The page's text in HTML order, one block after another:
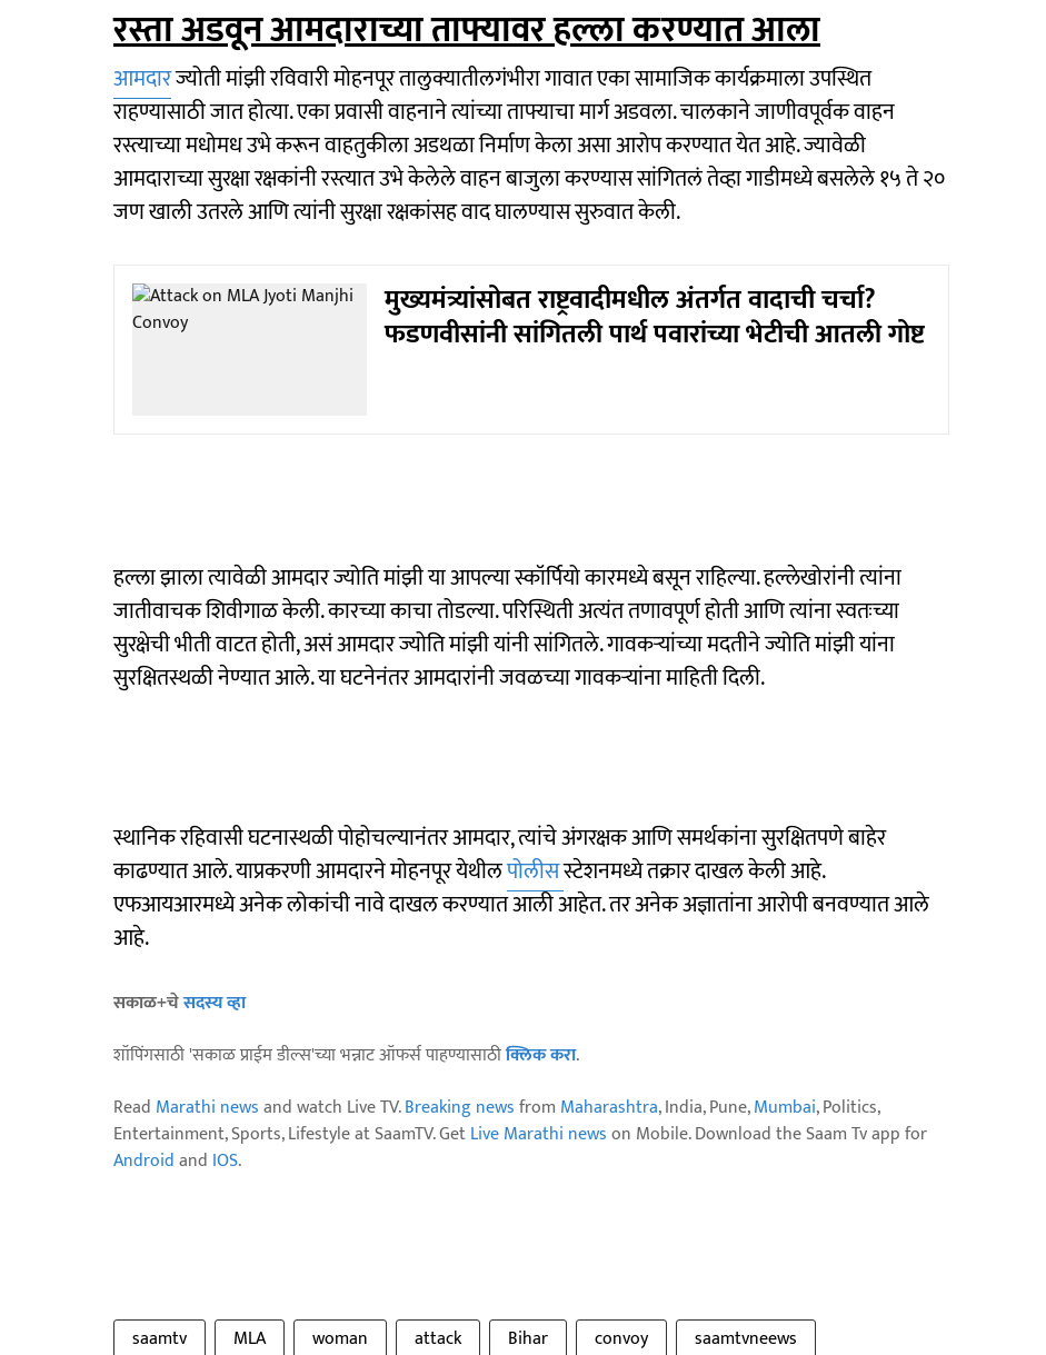
रस्ता अडवून आमदाराच्या ताफ्यावर हल्ला करण्यात आला
आमदारज्योती मांझी रविवारी मोहनपूर तालुक्यातीलगंभीरा गावात एका सामाजिक कार्यक्रमाला उपस्थित
राहण्यासाठी जात होत्या. एका प्रवासी वाहनाने त्यांच्या ताफ्याचा मार्ग अडवला. चालकाने जाणीवपूर्वक वाहन
रस्त्याच्या मधोमध उभे करून वाहतुकीला अडथळा निर्माण केला असा आरोप करण्यात येत आहे. ज्यावेळी
आमदाराच्या सुरक्षा रक्षकांनी रस्त्यात उभे केलेले वाहन बाजुला करण्यास सांगितलं तेव्हा गाडीमध्ये बसलेले १५ ते २०
जण खाली उतरले आणि त्यांनी सुरक्षा रक्षकांसह वाद घालण्यास सुरुवात केली.
मुख्यमंत्र्यांसोबत राष्ट्रवादीमधील अंतर्गत वादाची चर्चा?
फडणवीसांनी सांगितली पार्थ पवारांच्या भेटीची आतली गोष्ट
हल्ला झाला त्यावेळी आमदार ज्योति मांझी या आपल्या स्कॉर्पियो कारमध्ये बसून राहिल्या. हल्लेखोरांनी त्यांना
जातीवाचक शिवीगाळ केली. कारच्या काचा तोडल्या. परिस्थिती अत्यंत तणावपूर्ण होती आणि त्यांना स्वतःच्या
सुरक्षेची भीती वाटत होती, असं आमदार ज्योति मांझी यांनी सांगितले. गावकऱ्यांच्या मदतीने ज्योति मांझी यांना
सुरक्षितस्थळी नेण्यात आले. या घटनेनंतर आमदारांनी जवळच्या गावकऱ्यांना माहिती दिली.
स्थानिक रहिवासी घटनास्थळी पोहोचल्यानंतर आमदार, त्यांचे अंगरक्षक आणि समर्थकांना सुरक्षितपणे बाहेर
काढण्यात आले. याप्रकरणी आमदारने मोहनपूर येथीलपोलीसस्टेशनमध्ये तक्रार दाखल केली आहे.
एफआयआरमध्ये अनेक लोकांची नावे दाखल करण्यात आली आहेत. तर अनेक अज्ञातांना आरोपी बनवण्यात आले
आहे.
सकाळ+चेसदस्य व्हा
शॉपिंगसाठी 'सकाळ प्राईम डील्स'च्या भन्नाट ऑफर्स पाहण्यासाठीक्लिक करा.
Read Marathi newsand watch Live TV.Breaking newsfrom Maharashtra, India, Pune,Mumbai, Politics,
Entertainment, Sports, Lifestyle at SaamTV. GetLive Marathi newson Mobile. Download the Saam Tv app for
Androidand IOS.
saamtv MLA woman attack Bihar convoy saamtvneews